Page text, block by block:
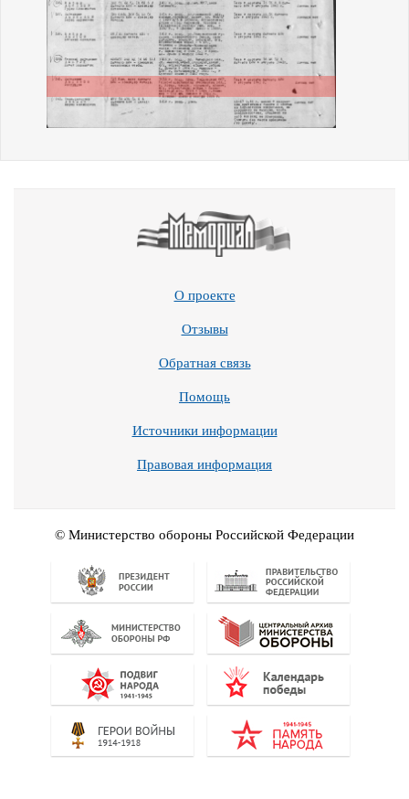
О проекте
Отзывы
Обратная связь
Помощь
Источники информации
Правовая информация
© Министерство обороны Российской Федерации